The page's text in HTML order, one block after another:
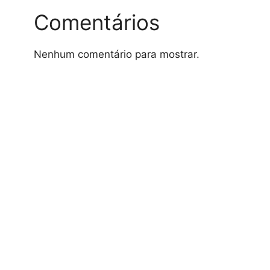
Comentários
Nenhum comentário para mostrar.